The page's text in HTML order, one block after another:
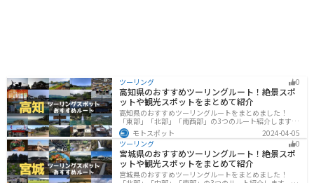
ツーリング 0
高知県のおすすめツーリングルート！絶景スポ
ットや観光スポットをまとめて紹介
高知県のおすすめツーリングルートをまとめました！
「東部」「北部」「南西部」の3つのルート紹介します。
山と海どちらも楽しめるスポットが多数あり、様々な楽
しみ方ができます。バイクで高知県にツーリングに行く
際は参考にしてください。
モトスポット
2024-04-05
ツーリング
0
宮城県のおすすめツーリングルート！絶景スポ
ットや観光スポットをまとめて紹介
宮城県のおすすめツーリングルートをまとめました！